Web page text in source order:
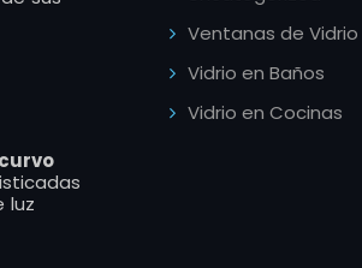
luz
Ventanas de Vidrio
Vidrio en Baños
Vidrio en Cocinas